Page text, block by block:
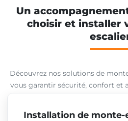
Un
choisir et installer
Découvrez nos solutions de
vous garantir sécurité, confort et
Installation de